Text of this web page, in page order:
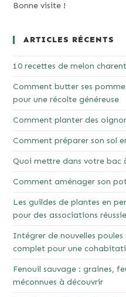
Bonne visite !
ARTICLES RÉCENTS
10 recettes de melon
Comment butter ses
pour une récolte généreuse
Comment planter des
Comment préparer son sol
Quoi mettre dans votre bac
Comment aménager son
Les guildes de plantes en
pour des associations
Intégrer de nouvelles
complet pour une
Fenouil sauvage : graines,
méconnues à découvrir